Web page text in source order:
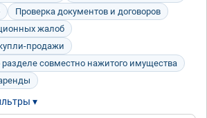
Проверка документов и договоров
жалоб
продажи
разделе совместно нажитого имущества
▾